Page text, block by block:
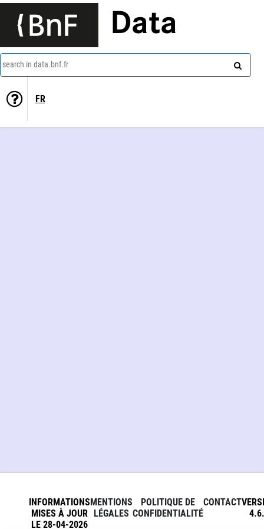
Data
search in data.bnf.fr
FR
INFORMATIONS
MISES À JOUR
LE 28-04-2026
MENTIONS
LÉGALES
POLITIQUE DE
CONFIDENTIALITÉ
CONTACT